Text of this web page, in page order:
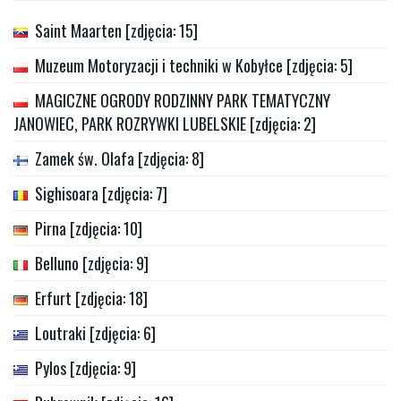
Saint Maarten [zdjęcia: 15]
Muzeum Motoryzacji i techniki w Kobyłce [zdjęcia: 5]
MAGICZNE OGRODY RODZINNY PARK TEMATYCZNY
JANOWIEC, PARK ROZRYWKI LUBELSKIE [zdjęcia: 2]
Zamek św. Olafa [zdjęcia: 8]
Sighisoara [zdjęcia: 7]
Pirna [zdjęcia: 10]
Belluno [zdjęcia: 9]
Erfurt [zdjęcia: 18]
Loutraki [zdjęcia: 6]
Pylos [zdjęcia: 9]